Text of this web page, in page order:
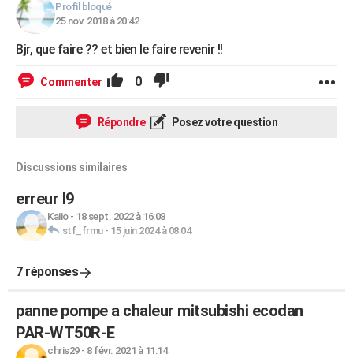
Profil bloqué
25 nov. 2018 à 20:42
Bjr, que faire ?? et bien le faire revenir !!
Commenter 0
Répondre Posez votre question
Discussions similaires
erreur l9
Kaiio- 18 sept. 2022 à 16:08
stf_frmu- 15 juin 2024 à 08:04
7 réponses
panne pompe a chaleur mitsubishi ecodan
PAR-WT50R-E
chris29- 8 févr. 2021 à 11:14